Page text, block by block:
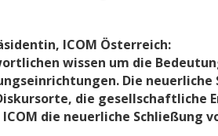
ICOM Österreich:
wissen um die
Die
die gesellschaftliche
die neuerliche Schließung